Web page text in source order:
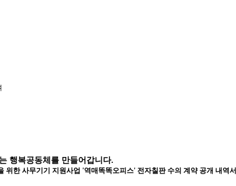
행복공동체를 만들어갑니다.
위한 사무기기 지원사업 '역매똑똑오피스' 전자칠판 수의 계약 공개 내역서